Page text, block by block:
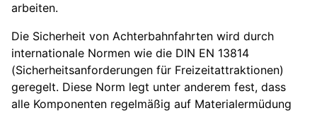
arbeiten.
Die Sicherheit von Achterbahnfahrten wird durch
internationale Normen wie die DIN EN 13814
(Sicherheitsanforderungen für Freizeitattraktionen)
geregelt. Diese Norm legt unter anderem fest, dass
alle Komponenten regelmäßig auf Materialermüdung